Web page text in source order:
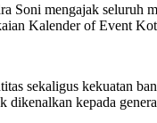
Soni mengajak seluruh
Kalender of Event
sekaligus kekuatan
dikenalkan kepada